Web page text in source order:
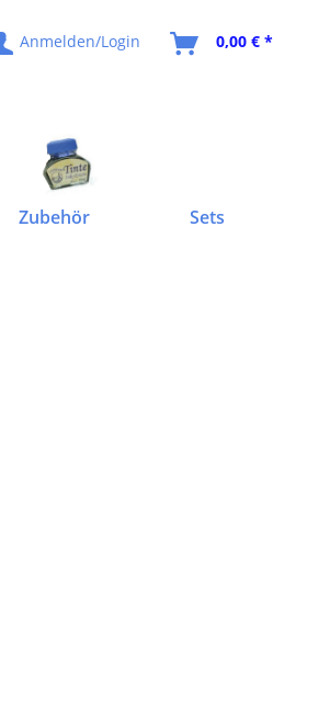
Anmelden/Login 0,00 € *
Zubehör Sets